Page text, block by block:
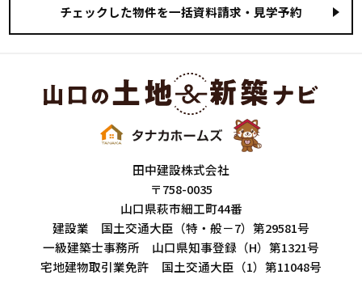
田中建設株式会社
〒758-0035
山口県萩市細工町44番
建設業 国土交通大臣（特・般－7）第29581号
一級建築士事務所 山口県知事登録（H）第1321号
宅地建物取引業免許 国土交通大臣（1）第11048号